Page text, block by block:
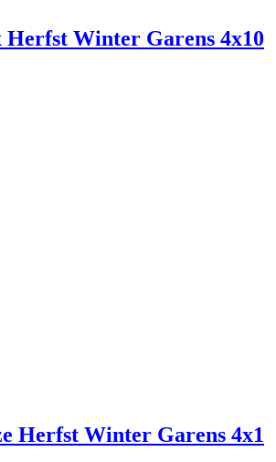
Herfst Winter Garens 4x10
Herfst Winter Garens 4x1